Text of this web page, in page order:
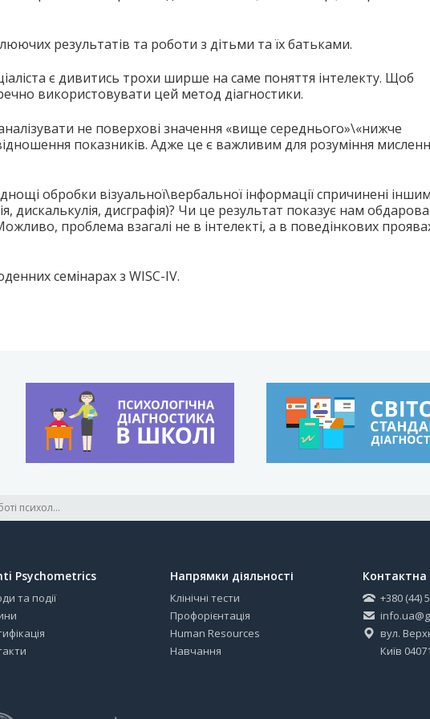
результатів та роботи з дітьми та їх батьками.
є дивитись трохи ширше на саме поняття інтелекту. Щоб
використовувати цей метод діагностики.
не поверхові значення «вище середнього»\«нижче
показників. Адже це є важливим для розуміння
обробки візуальної\вербальної інформації спричинені
дискалькулія, дисграфія)? Чи це результат показує нам
проблема взагалі не в інтелекті, а в поведінкових
семінарах з WISC-IV.
Як насправді допомагає в роботі психолога діагностика інтелекту за WISC-IV ?
Psychometrics
та події
Напрямки діяльності
Клінічні тести
Профорієнтація
Human Resources
Навчання
Контактна
+380 (44)
вул.
Київ